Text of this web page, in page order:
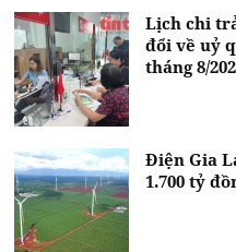
Lịch chi
đổi về uỷ
tháng 8/
Điện Gia
1.700 tỷ